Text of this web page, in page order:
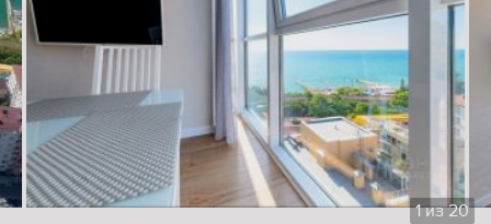
1из20